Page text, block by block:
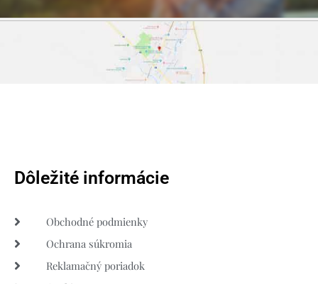
Dôležité informácie
Obchodné podmienky
Ochrana súkromia
Reklamačný poriadok